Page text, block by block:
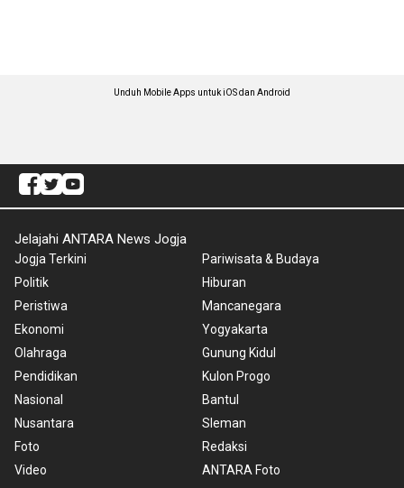
Unduh Mobile Apps untuk iOS dan Android
Jelajahi ANTARA News Jogja
Jogja Terkini
Politik
Peristiwa
Ekonomi
Olahraga
Pendidikan
Nasional
Nusantara
Foto
Video
Pariwisata & Budaya
Hiburan
Mancanegara
Yogyakarta
Gunung Kidul
Kulon Progo
Bantul
Sleman
Redaksi
ANTARA Foto